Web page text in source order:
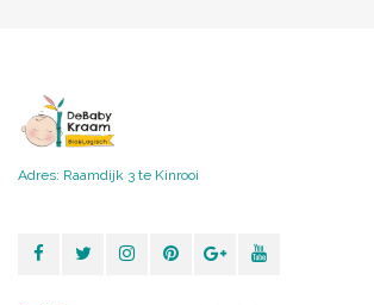
Adres: Raamdijk 3 te Kinrooi